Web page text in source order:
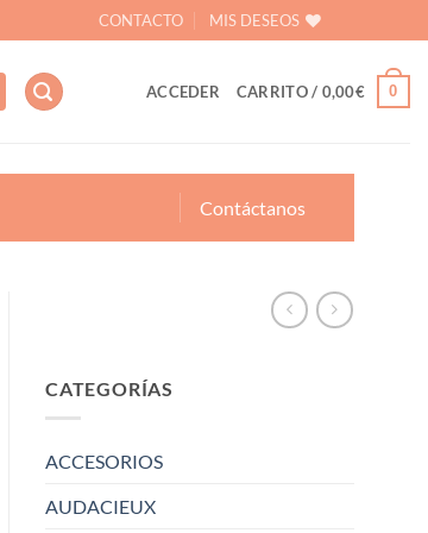
CONTACTO MIS DESEOS
ACCEDER CARRITO / 0,00€ 0
Contáctanos
CATEGORÍAS
ACCESORIOS
AUDACIEUX